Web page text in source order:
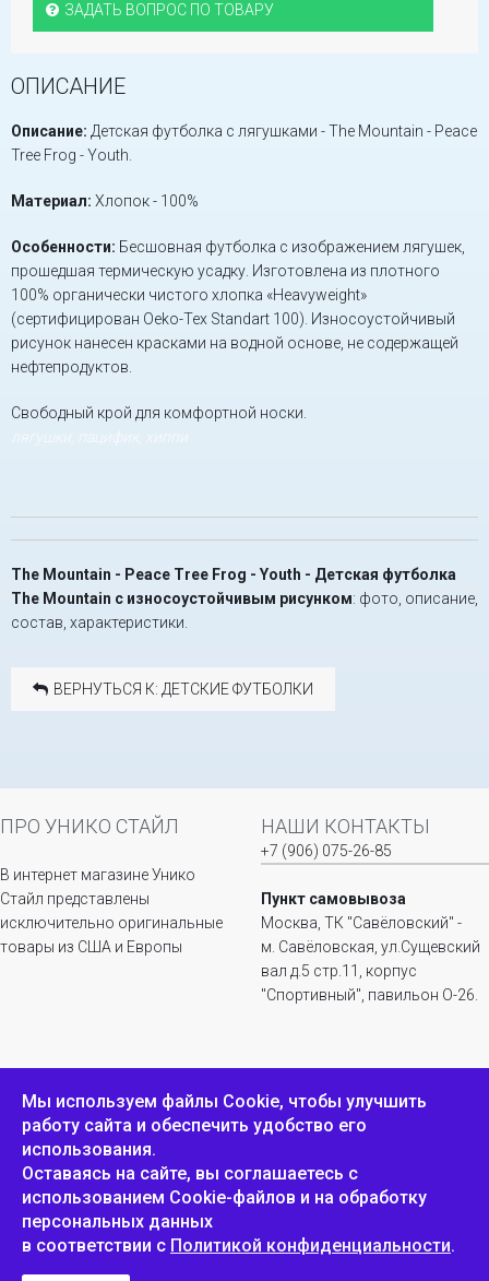
ЗАДАТЬ ВОПРОС ПО ТОВАРУ
ОПИСАНИЕ
Описание: Детская футболка с лягушками - The Mountain - Peace
Tree Frog - Youth.
Материал: Хлопок - 100%
Особенности: Бесшовная футболка с изображением лягушек,
прошедшая термическую усадку. Изготовлена из плотного
100% органически чистого хлопка «Heavyweight»
(сертифицирован Oeko-Tex Standart 100). Износоустойчивый
рисунок нанесен красками на водной основе, не содержащей
нефтепродуктов.
Свободный крой для комфортной носки.
лягушки, пацифик, хиппи
The Mountain - Peace Tree Frog - Youth - Детская футболка
The Mountain с износоустойчивым рисунком: фото, описание,
состав, характеристики.
ВЕРНУТЬСЯ К: ДЕТСКИЕ ФУТБОЛКИ
ПРО УНИКО СТАЙЛ
В интернет магазине Унико
Стайл представлены
исключительно оригинальные
товары из США и Европы
НАШИ КОНТАКТЫ
+7 (906) 075-26-85
Пункт самовывоза
Москва, ТК "Савёловский" -
м. Савёловская, ул.Сущевский
вал д.5 стр.11, корпус
"Спортивный", павильон О-26.
ИНФОРМАЦИЯ
Положение о
конфиденциальности и
защите персональных
данных
ОБРАТНАЯ СВЯЗЬ
Пожаловаться
Мы используем файлы Сookie, чтобы улучшить
работу сайта и обеспечить удобство его
использования.
Оставаясь на сайте, вы соглашаетесь с
использованием Cookie-файлов и на обработку
персональных данных
в соответствии с Политикой конфиденциальности.